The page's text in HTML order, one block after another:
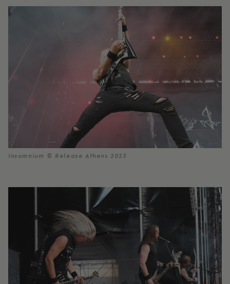
Insomnium © Release Athens 2023